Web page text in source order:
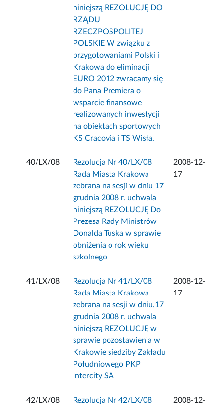
niniejszą REZOLUCJĘ DO
RZĄDU
RZECZPOSPOLITEJ
POLSKIE W związku z
przygotowaniami Polski i
Krakowa do eliminacji
EURO 2012 zwracamy się
do Pana Premiera o
wsparcie finansowe
realizowanych inwestycji
na obiektach sportowych
KS Cracovia i TS Wisła.
40/LX/08
Rezolucja Nr 40/LX/08
Rada Miasta Krakowa
zebrana na sesji w dniu 17
grudnia 2008 r. uchwala
niniejszą REZOLUCJĘ Do
Prezesa Rady Ministrów
Donalda Tuska w sprawie
obniżenia o rok wieku
szkolnego
2008-12-
17
41/LX/08
Rezolucja Nr 41/LX/08
Rada Miasta Krakowa
zebrana na sesji w dniu.17
grudnia 2008 r. uchwala
niniejszą REZOLUCJĘ w
sprawie pozostawienia w
Krakowie siedziby Zakładu
Południowego PKP
Intercity SA
2008-12-
17
42/LX/08
Rezolucja Nr 42/LX/08
2008-12-